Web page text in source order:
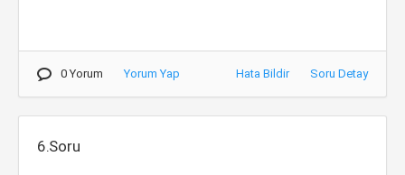
0 Yorum Yorum Yap Hata Bildir Soru Detay
6.Soru